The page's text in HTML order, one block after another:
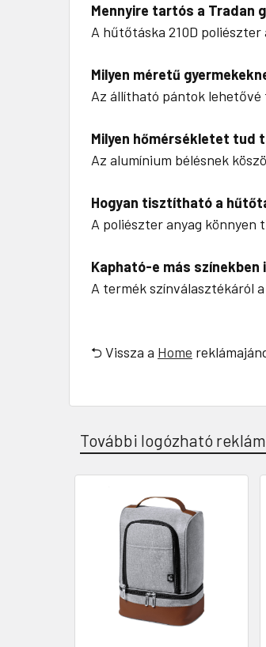
Mennyire tartós a Tradan
A hűtőtáska 210D
Milyen méretű
Az állítható pántok lehetővé
Milyen hőmérsékletet tud
Az alumínium bélésnek
Hogyan tisztítható a
A poliészter anyag könnyen
Kapható-e más
A termék színválasztékáról a
⮌ Vissza a Home
További logózható